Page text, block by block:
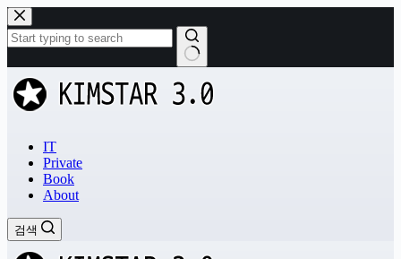
본
문
으
로
건
너
과
없
IT
Private
Book
About
검색